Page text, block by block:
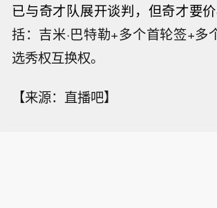
已与奇才队展开谈判，但奇才要
括：吉米·巴特勒+多个首轮签+多
选秀权互换权。
【来源：直播吧】